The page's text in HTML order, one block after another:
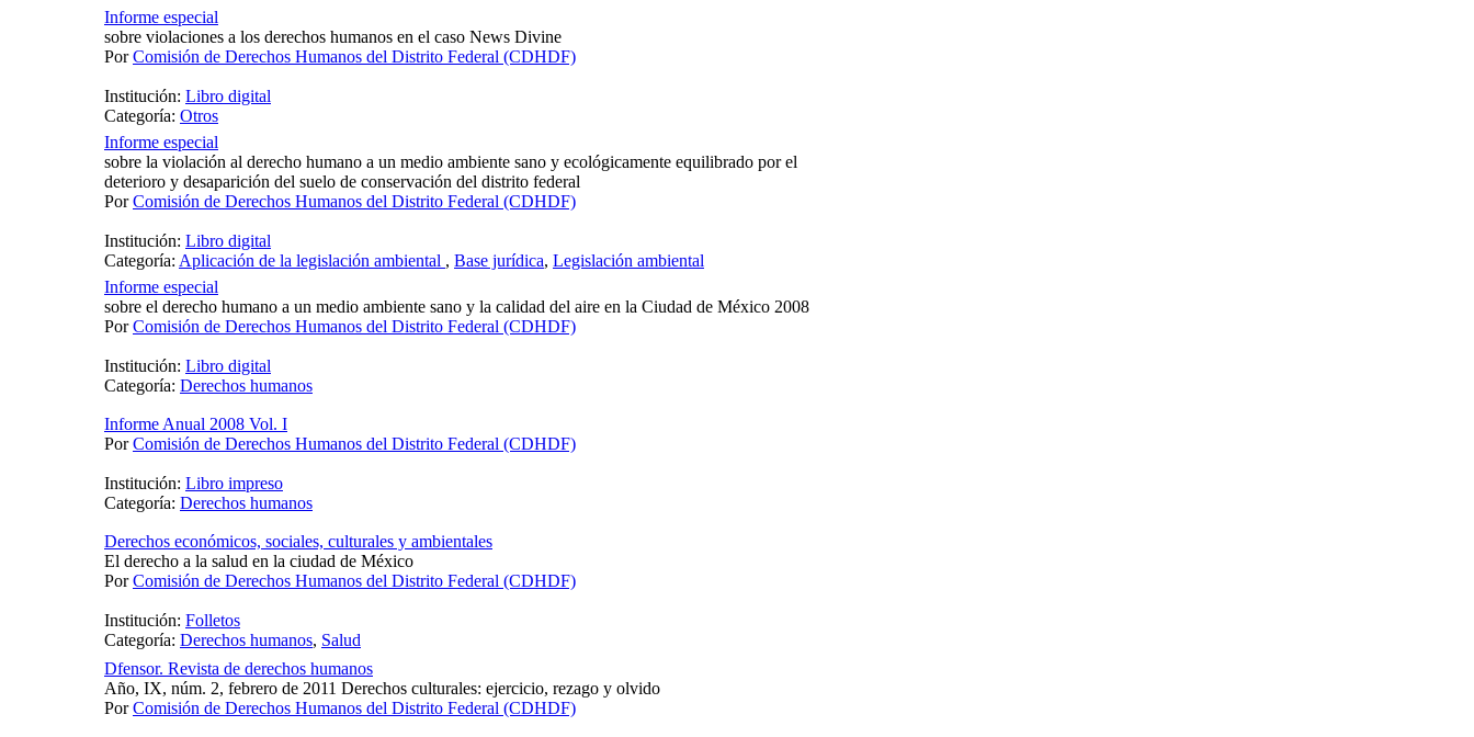
Informe especial
sobre violaciones a los derechos humanos en el caso News Divine
PorComisión de Derechos Humanos del Distrito Federal (CDHDF)
Institución: Libro digital
Categoría: Otros
Informe especial
sobre la violación al derecho humano a un medio ambiente sano y ecológicamente equilibrado por el
deterioro y desaparición del suelo de conservación del distrito federal
PorComisión de Derechos Humanos del Distrito Federal (CDHDF)
Institución: Libro digital
Categoría: Aplicación de la legislación ambiental , Base jurídica, Legislación ambiental
Informe especial
sobre el derecho humano a un medio ambiente sano y la calidad del aire en la Ciudad de México 2008
PorComisión de Derechos Humanos del Distrito Federal (CDHDF)
Institución: Libro digital
Categoría: Derechos humanos
Informe Anual 2008 Vol. I
PorComisión de Derechos Humanos del Distrito Federal (CDHDF)
Institución: Libro impreso
Categoría: Derechos humanos
Derechos económicos, sociales, culturales y ambientales
El derecho a la salud en la ciudad de México
PorComisión de Derechos Humanos del Distrito Federal (CDHDF)
Institución: Folletos
Categoría: Derechos humanos, Salud
Dfensor. Revista de derechos humanos
Año, IX, núm. 2, febrero de 2011 Derechos culturales: ejercicio, rezago y olvido
PorComisión de Derechos Humanos del Distrito Federal (CDHDF)